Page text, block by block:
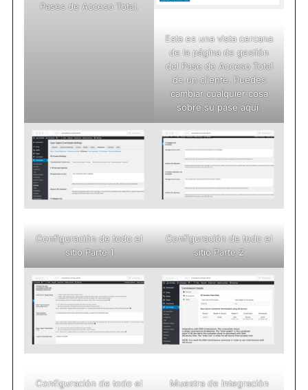
Pases de Acceso Total.
Esta es una vista cercana
de la página de gestión
del Pase de Acceso Total
de un cliente. Puedes
cambiar cualquier cosa
sobre su pase aquí.
Configuración de todo el
sitio Parte 1
Configuración de todo el
sitio Parte 2
Configuración de todo el
Muestra de integración